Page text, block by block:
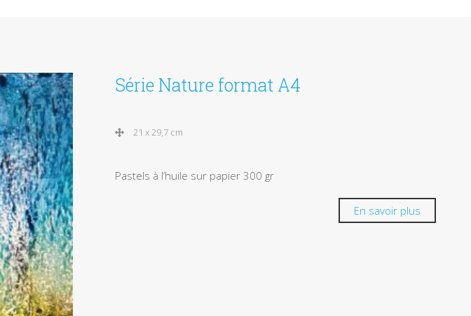
Série Nature format A4
21 x 29,7 cm
Pastels à l’huile sur papier 300 gr
En savoir plus